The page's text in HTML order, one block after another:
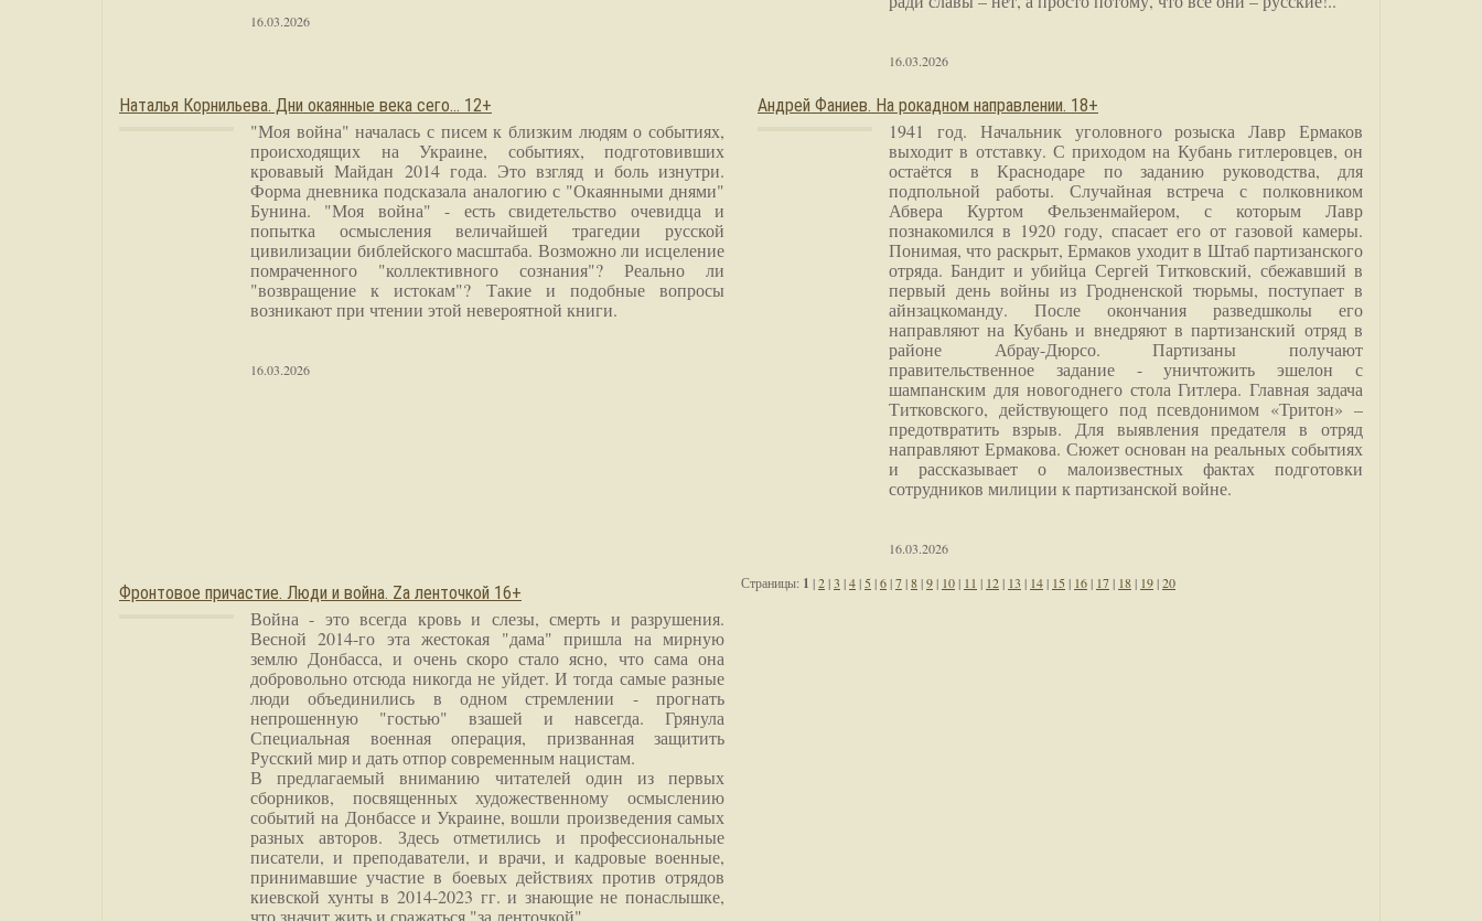
16.03.2026
16.03.2026
Наталья Корнильева. Дни окаянные века сего… 12+
"Моя война" началась с писем к близким людям о событиях,
происходящих на Украине, событиях, подготовивших
кровавый Майдан 2014 года. Это взгляд и боль изнутри.
Форма дневника подсказала аналогию с "Окаянными днями"
Бунина. "Моя война" - есть свидетельство очевидца и
попытка осмысления величайшей трагедии русской
цивилизации библейского масштаба. Возможно ли исцеление
помраченного "коллективного сознания"? Реально ли
"возвращение к истокам"? Такие и подобные вопросы
возникают при чтении этой невероятной книги.
16.03.2026
Андрей Фаниев. На рокадном направлении. 18+
1941 год. Начальник уголовного розыска Лавр Ермаков
выходит в отставку. С приходом на Кубань гитлеровцев, он
остаётся в Краснодаре по заданию руководства, для
подпольной работы. Случайная встреча с полковником
Абвера Куртом Фельзенмайером, с которым Лавр
познакомился в 1920 году, спасает его от газовой камеры.
Понимая, что раскрыт, Ермаков уходит в Штаб партизанского
отряда. Бандит и убийца Сергей Титковский, сбежавший в
первый день войны из Гродненской тюрьмы, поступает в
айнзацкоманду. После окончания разведшколы его
направляют на Кубань и внедряют в партизанский отряд в
районе Абрау-Дюрсо. Партизаны получают
правительственное задание - уничтожить эшелон с
шампанским для новогоднего стола Гитлера. Главная задача
Титковского, действующего под псевдонимом «Тритон» –
предотвратить взрыв. Для выявления предателя в отряд
направляют Ермакова. Сюжет основан на реальных событиях
и рассказывает о малоизвестных фактах подготовки
сотрудников милиции к партизанской войне.
16.03.2026
Фронтовое причастие. Люди и война. Zа ленточкой 16+
Война - это всегда кровь и слезы, смерть и разрушения.
Весной 2014-го эта жестокая "дама" пришла на мирную
землю Донбасса, и очень скоро стало ясно, что сама она
добровольно отсюда никогда не уйдет. И тогда самые разные
люди объединились в одном стремлении - прогнать
непрошенную "гостью" взашей и навсегда. Грянула
Специальная военная операция, призванная защитить
Русский мир и дать отпор современным нацистам.
В предлагаемый вниманию читателей один из первых
сборников, посвященных художественному осмыслению
событий на Донбассе и Украине, вошли произведения самых
разных авторов. Здесь отметились и профессиональные
писатели, и преподаватели, и врачи, и кадровые военные,
принимавшие участие в боевых действиях против отрядов
киевской хунты в 2014-2023 гг. и знающие не понаслышке,
что значит жить и сражаться "за ленточкой".
Страницы: 1 |2|3 |4| 5 |6|7|8|9| 10| 11 | 12| 13 | 14| 15 | 16| 17| 18| 19|20